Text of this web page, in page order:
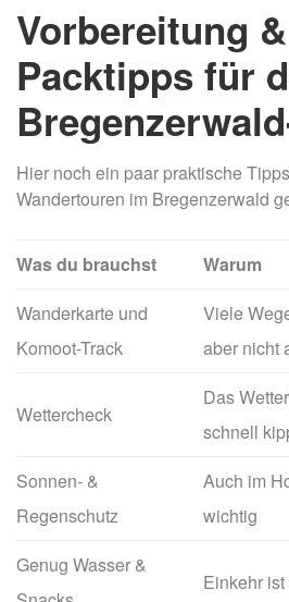
Vorbereitung &
Packtipps für
Hier noch ein paar praktische
Wandertouren im Bregenzerwald
Was du brauchst
Warum
Wanderkarte und
Komoot-Track
Viele
aber nicht
Wettercheck
Das
schnell
Sonnen- &
Regenschutz
Auch im
wichtig
Genug Wasser &
Einkehr